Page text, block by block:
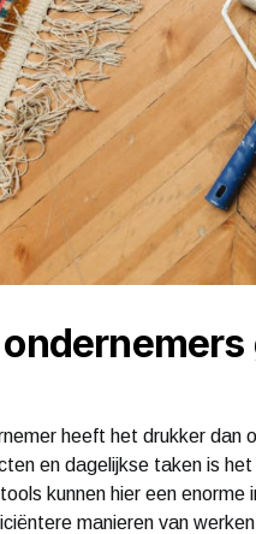
heeft het drukker
en dagelijkse taken is
kunnen hier een
manieren van